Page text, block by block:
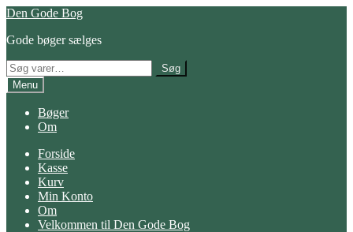
Spring
navigation
Spring
indhold
Den Gode Bog
Gode bøger sælges
Søg
efter:
Søg
Menu
Bøger
Om
Forside
Kasse
Kurv
Min Konto
Om
Velkommen til Den Gode Bog